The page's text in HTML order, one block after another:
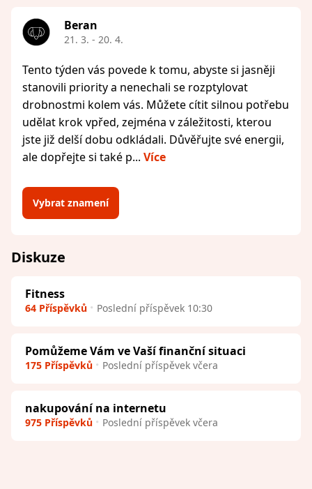
Beran
21. 3. - 20. 4.
Tento týden vás povede k tomu, abyste si jasněji
stanovili priority a nenechali se rozptylovat
drobnostmi kolem vás. Můžete cítit silnou potřebu
udělat krok vpřed, zejména v záležitosti, kterou
jste již delší dobu odkládali. Důvěřujte své energii,
ale dopřejte si také p... Více
Vybrat znamení
Diskuze
Fitness
64 Příspěvků Poslední příspěvek 10:30
Pomůžeme Vám ve Vaší finanční situaci
175 Příspěvků Poslední příspěvek včera
nakupování na internetu
975 Příspěvků Poslední příspěvek včera